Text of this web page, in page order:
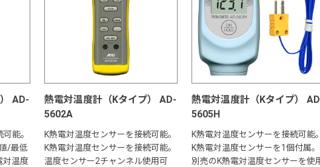
AD-
能。
/最低
対温度
熱電対温度計（Kタイプ） AD-
5602A
K熱電対温度センサーを接続可能。
K熱電対温度センサーを接続可能。
温度センサー2チャンネル使用可
熱電対温度計（Kタイプ）
5605H
K熱電対温度センサーを接続可能
K熱電対温度センサーを1個付属。
別売のK熱電対温度センサーを使